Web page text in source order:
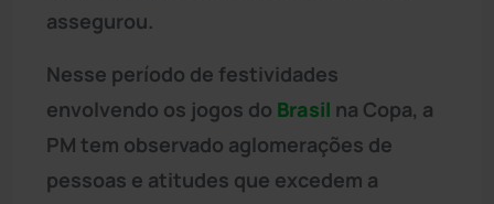
assegurou.
Nesse período de festividades
envolvendo os jogos do Brasil na Copa, a
PM tem observado aglomerações de
pessoas e atitudes que excedem a